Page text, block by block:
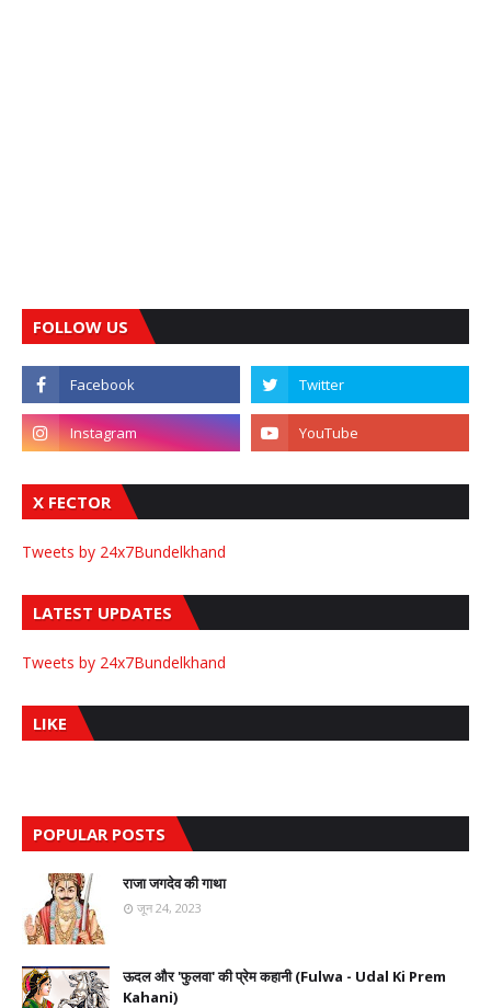
FOLLOW US
X FECTOR
Tweets by 24x7Bundelkhand
LATEST UPDATES
Tweets by 24x7Bundelkhand
LIKE
POPULAR POSTS
राजा जगदेव की गाथा
जून 24, 2023
ऊदल और 'फुलवा' की प्रेम कहानी (Fulwa - Udal Ki Prem
Kahani)